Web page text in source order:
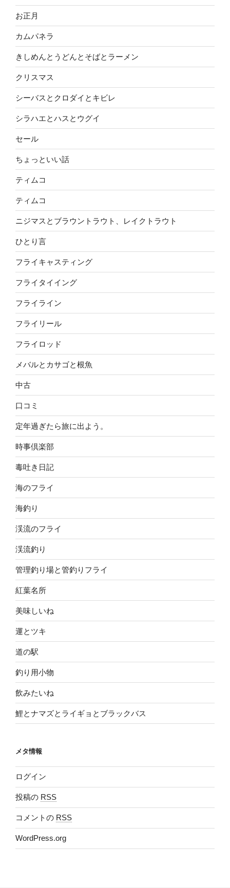
お正月
カムパネラ
きしめんとうどんとそばとラーメン
クリスマス
シーバスとクロダイとキビレ
シラハエとハスとウグイ
セール
ちょっといい話
ティムコ
ティムコ
ニジマスとブラウントラウト、レイクトラウト
ひとり言
フライキャスティング
フライタイイング
フライライン
フライリール
フライロッド
メバルとカサゴと根魚
中古
口コミ
定年過ぎたら旅に出よう。
時事倶楽部
毒吐き日記
海のフライ
海釣り
渓流のフライ
渓流釣り
管理釣り場と管釣りフライ
紅葉名所
美味しいね
運とツキ
道の駅
釣り用小物
飲みたいね
鯉とナマズとライギョとブラックバス
メタ情報
ログイン
投稿の RSS
コメントの RSS
WordPress.org